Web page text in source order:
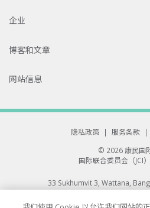
企业
博客和文章
网站信息
隐私政策 | 服务条款 |
© 2026 康民国
国际联合委员会（JCI
33 Sukhumvit 3, Wattana,
All rights